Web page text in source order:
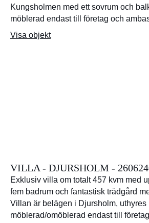
Kungsholmen med ett sovrum och
möblerad endast till företag och
Visa objekt
VILLA - DJURSHOLM -
Exklusiv villa om totalt 457 kvm med
fem badrum och fantastisk trädgård
Villan är belägen i Djursholm, uthyres
möblerad/omöblerad endast till